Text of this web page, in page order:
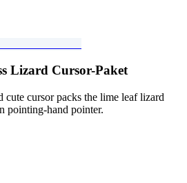
Lizard Cursor-Paket
cute cursor packs the lime leaf lizard
pointing-hand pointer.